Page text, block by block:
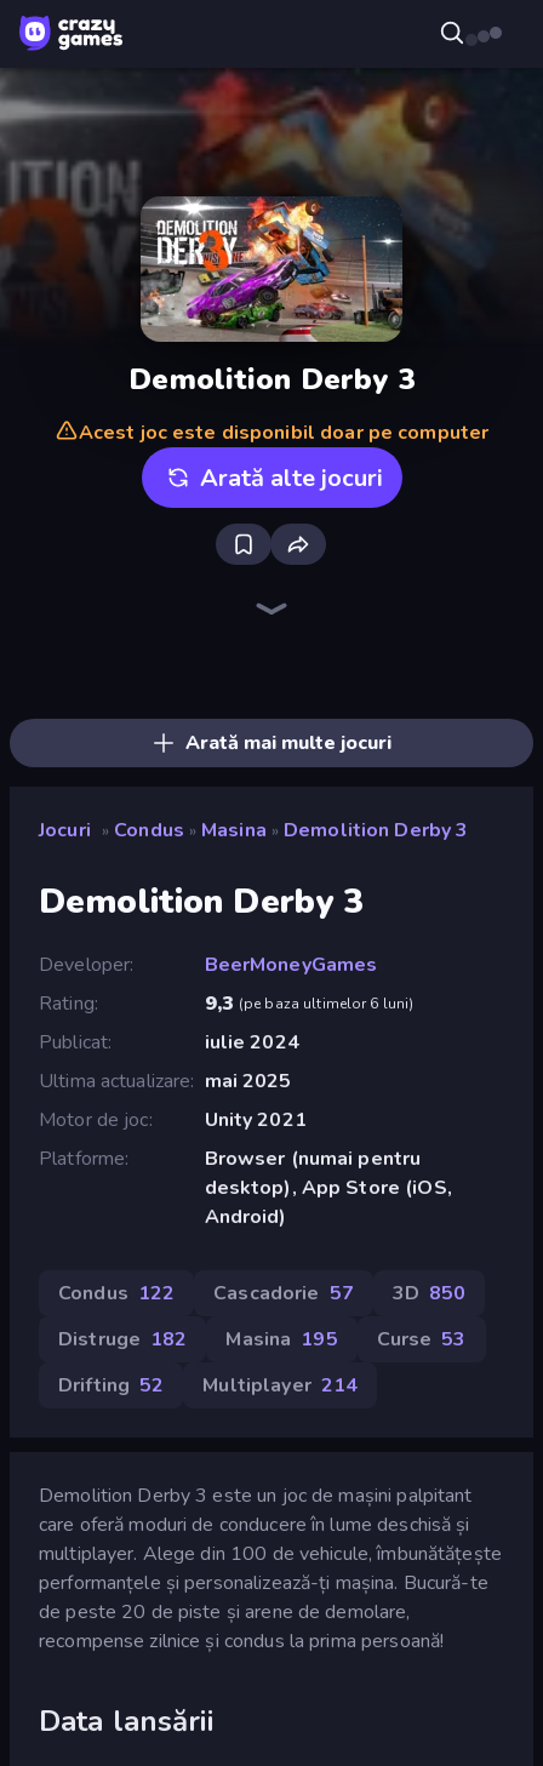
Demolition Derby 3
Acest joc este disponibil doar pe computer
Arată alte jocuri
Arată mai multe jocuri
Jocuri » Condus » Masina » Demolition Derby 3
Demolition Derby 3
Developer
BeerMoneyGames
Rating
9,3 (pe baza ultimelor 6 luni)
Publicat
iulie 2024
Ultima actualizare
mai 2025
Motor de joc
Unity 2021
Platforme
Browser (numai pentru
desktop), App Store (iOS,
Android)
Condus 122 Cascadorie 57 3D 850
Distruge 182 Masina 195 Curse 53
Drifting 52 Multiplayer 214
Demolition Derby 3 este un joc de mașini palpitant
care oferă moduri de conducere în lume deschisă și
multiplayer. Alege din 100 de vehicule, îmbunătățește
performanțele și personalizează-ți mașina. Bucură-te
de peste 20 de piste și arene de demolare,
recompense zilnice și condus la prima persoană!
Data lansării